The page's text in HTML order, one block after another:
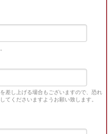
差し上げる場合もございますので、恐れ
てくださいますようお願い致します。